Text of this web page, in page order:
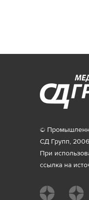
©
СД Групп,
При
ссылка на